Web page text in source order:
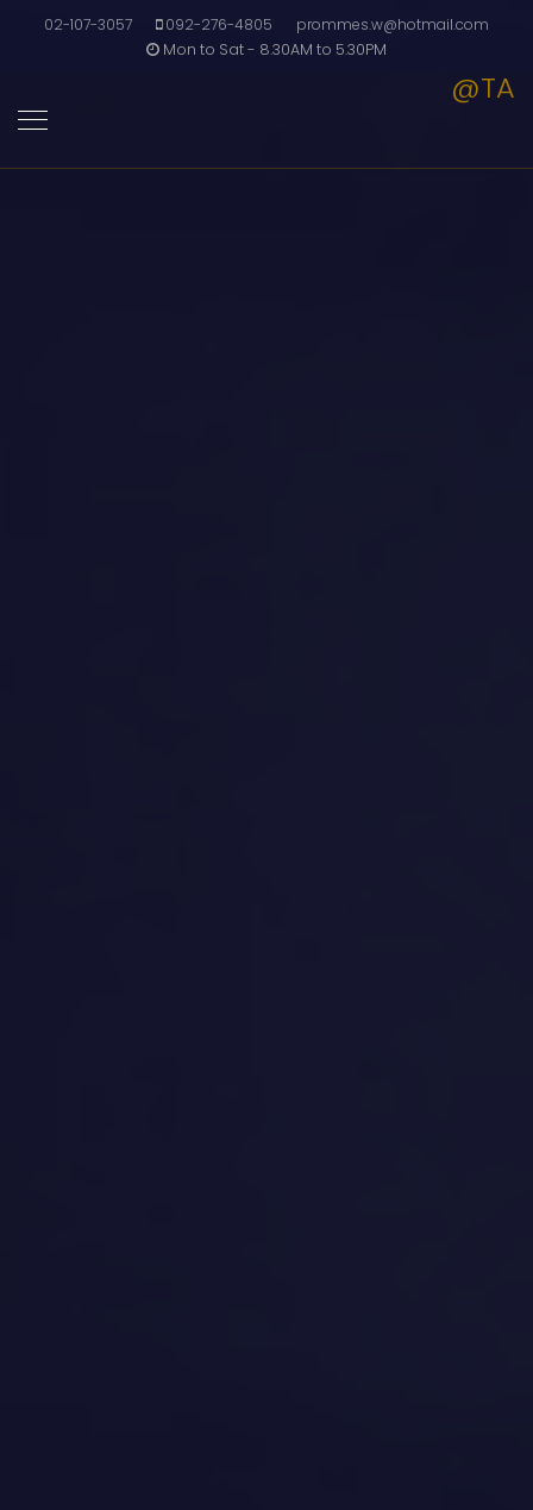
02-107-3057 092-276-4805
prommes.w@hotmail.com
Mon to Sat - 8.30AM to 5.30PM
@TA